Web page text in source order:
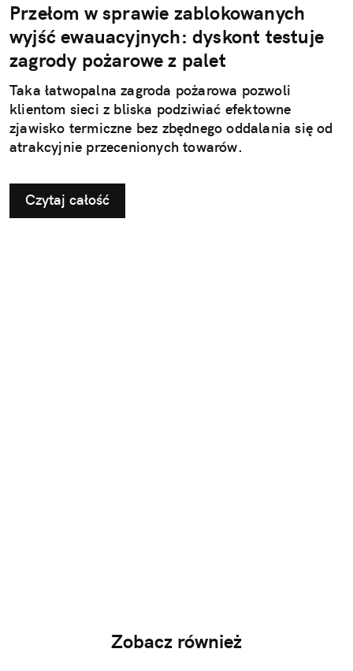
Przełom w sprawie zablokowanych
wyjść ewauacyjnych: dyskont testuje
zagrody pożarowe z palet
Taka łatwopalna zagroda pożarowa pozwoli
klientom sieci z bliska podziwiać efektowne
zjawisko termiczne bez zbędnego oddalania się od
atrakcyjnie przecenionych towarów.
Czytaj całość
Zobacz również